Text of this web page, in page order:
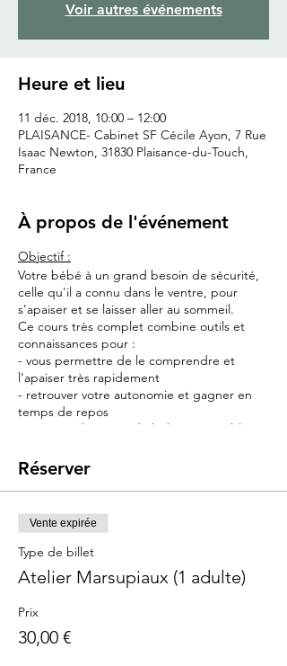
Voir autres événements
Heure et lieu
11 déc. 2018, 10:00 – 12:00
PLAISANCE- Cabinet SF Cécile Ayon, 7 Rue
Isaac Newton, 31830 Plaisance-du-Touch,
France
À propos de l'événement
Objectif :
Votre bébé à un grand besoin de sécurité,
celle qu'il a connu dans le ventre, pour
s'apaiser et se laisser aller au sommeil.
Ce cours très complet combine outils et
connaissances pour :
- vous permettre de le comprendre et
l'apaiser très rapidement
- retrouver votre autonomie et gagner en
temps de repos
- retrouver la notice du bébé qui semble
pour soulager vos bras
> sommeil niveau 1 : connaissances, outils et
astuces pour endormir bébé et le poser
sans le réveiller
> les pleurs : les reconnaître pour vite les
> les maux de ventre : astuces pour les
soulager
Réserver
Vente expirée
Type de billet
Atelier Marsupiaux (1 adulte)
Prix
30,00 €